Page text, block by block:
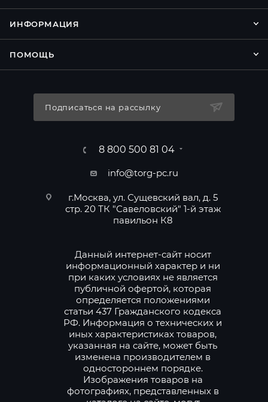
ИНФОРМАЦИЯ
ПОМОЩЬ
Подписаться на рассылку
8 800 500 81 04
info@torg-pc.ru
г.Москва, ул. Сущевский вал, д. 5
стр. 20 ТК "Савеловский" 1-й этаж
павильон К8
Данный интернет-сайт носит
информационный характер и ни
при каких условиях не является
публичной офертой, которая
определяется положениями
статьи 437 Гражданского кодекса
РФ. Информация о технических и
иных характеристиках товаров,
указанная на сайте, может быть
изменена производителем в
одностороннем порядке.
Изображения товаров на
фотографиях, представленных в